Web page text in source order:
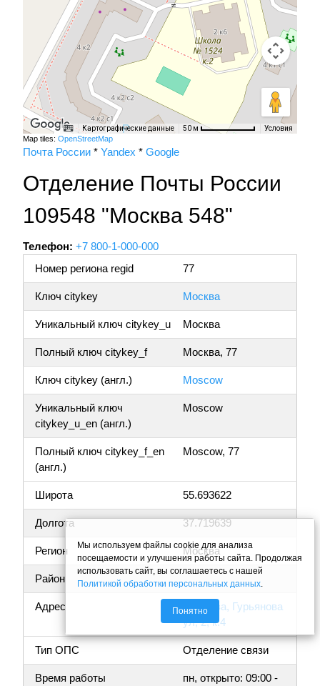
Картографические данные 50 м Условия
Map tiles: OpenStreetMap
Почта России * Yandex * Google
Отделение Почты России
109548 "Москва 548"
Телефон: +7 800-1-000-000
Номер региона regid
77
Ключ citykey Москва
Уникальный ключ citykey_u Москва
Полный ключ citykey_f Москва, 77
Ключ citykey (англ.) Moscow
Уникальный ключ
citykey_u_en (англ.)
Moscow
Полный ключ citykey_f_en
(англ.)
Moscow, 77
Широта 55.693622
Долгота 37.719639
Регион Москва
Район
Адрес
г Москва, Гурьянова
ул, 2, к.4
Тип ОПС Отделение связи
Время работы
пн, открыто: 09:00 -
Мы используем файлы cookie для анализа
посещаемости и улучшения работы сайта. Продолжая
использовать сайт, вы соглашаетесь с нашей
Политикой обработки персональных данных
Понятно